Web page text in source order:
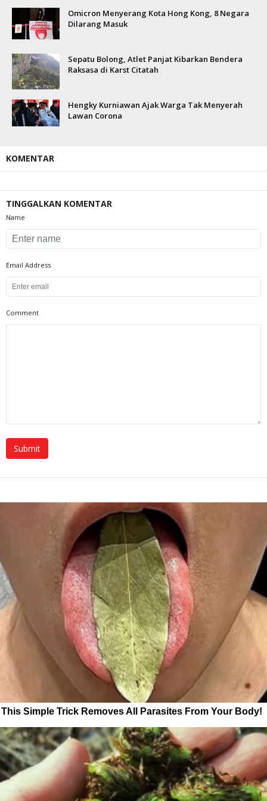
Omicron Menyerang Kota Hong Kong, 8 Negara
Dilarang Masuk
Sepatu Bolong, Atlet Panjat Kibarkan Bendera
Raksasa di Karst Citatah
Hengky Kurniawan Ajak Warga Tak Menyerah
Lawan Corona
KOMENTAR
TINGGALKAN KOMENTAR
Name
Email Address
Comment
This Simple Trick Removes All Parasites From Your Body!